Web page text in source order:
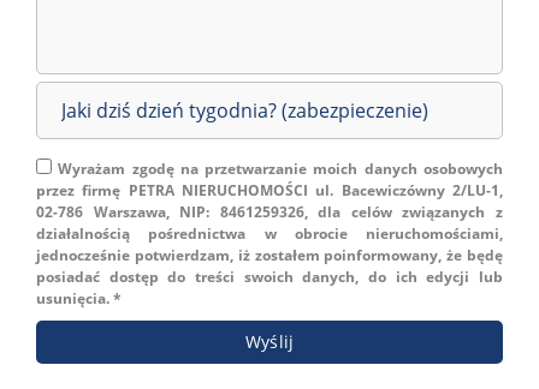
Wyrażam zgodę na przetwarzanie moich danych osobowych
przez firmę PETRA NIERUCHOMOŚCI ul. Bacewiczówny 2/LU-1,
02-786 Warszawa, NIP: 8461259326, dla celów związanych z
działalnością pośrednictwa w obrocie nieruchomościami,
jednocześnie potwierdzam, iż zostałem poinformowany, że będę
posiadać dostęp do treści swoich danych, do ich edycji lub
usunięcia. *